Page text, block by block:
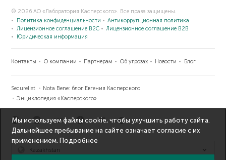
© 2026 АО «Лаборатория Касперского». Все права защищены.
Политика конфиденциальности
Антикоррупционная политика
Лицензионное соглашение B2C
Лицензионное соглашение B2B
Юридическая информация
Контакты О компании Партнерам Об угрозах Новости Блог
Securelist
Nota Bene: блог Евгения Касперского
Энциклопедия «Касперского»
Kazakhstan
Мы используем файлы cookie, чтобы улучшить работу сайта.
Дальнейшее пребывание на сайте означает согласие с их
применением. Подробнее